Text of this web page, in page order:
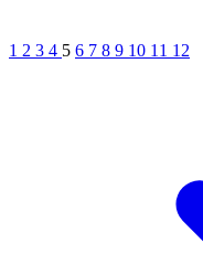
1 2 3 4 5 6 7 8 9 10 11 12